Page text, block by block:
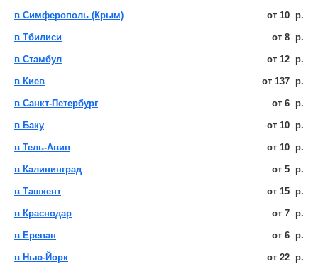
в Симферополь (Крым) от 10 р.
в Тбилиси от 8 р.
в Стамбул от 12 р.
в Киев от 137 р.
в Санкт-Петербург от 6 р.
в Баку от 10 р.
в Тель-Авив от 10 р.
в Калининград от 5 р.
в Ташкент от 15 р.
в Краснодар от 7 р.
в Ереван от 6 р.
в Нью-Йорк от 22 р.